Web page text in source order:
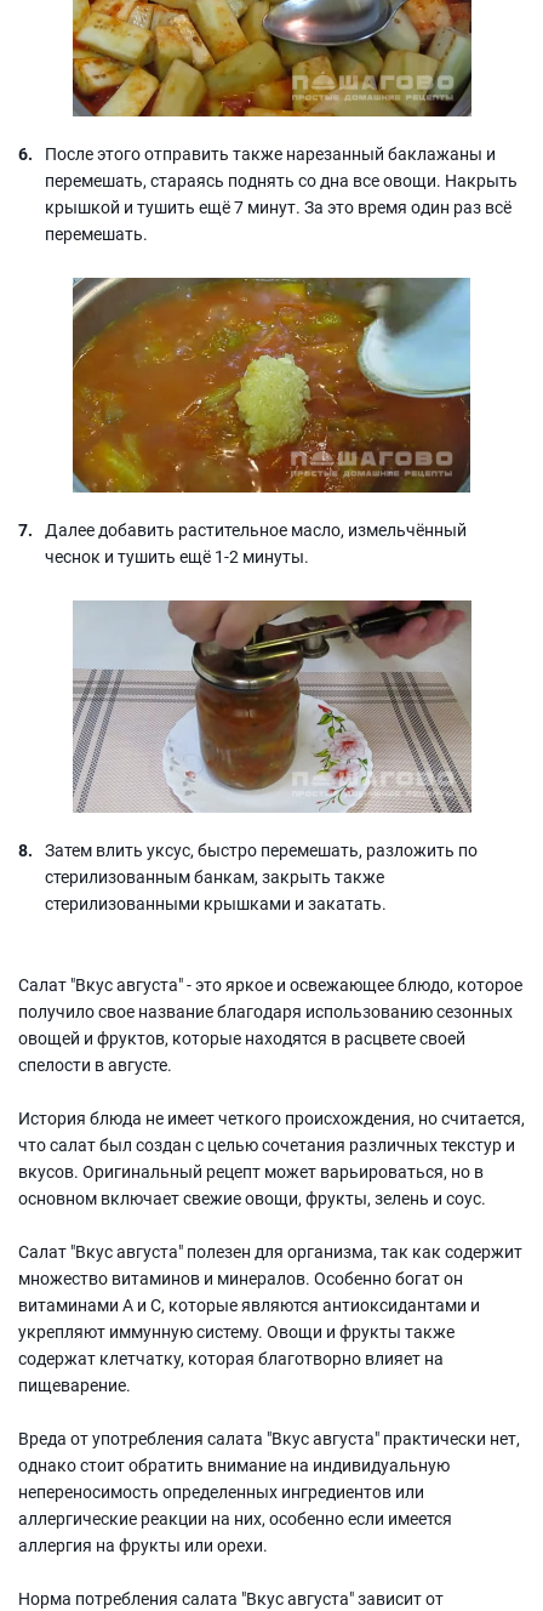
После этого отправить также нарезанный баклажаны и
перемешать, стараясь поднять со дна все овощи. Накрыть
крышкой и тушить ещё 7 минут. За это время один раз всё
перемешать.
Далее добавить растительное масло, измельчённый
чеснок и тушить ещё 1-2 минуты.
Затем влить уксус, быстро перемешать, разложить по
стерилизованным банкам, закрыть также
стерилизованными крышками и закатать.
Салат "Вкус августа" - это яркое и освежающее блюдо, которое
получило свое название благодаря использованию сезонных
овощей и фруктов, которые находятся в расцвете своей
спелости в августе.
История блюда не имеет четкого происхождения, но считается,
что салат был создан с целью сочетания различных текстур и
вкусов. Оригинальный рецепт может варьироваться, но в
основном включает свежие овощи, фрукты, зелень и соус.
Салат "Вкус августа" полезен для организма, так как содержит
множество витаминов и минералов. Особенно богат он
витаминами А и C, которые являются антиоксидантами и
укрепляют иммунную систему. Овощи и фрукты также
содержат клетчатку, которая благотворно влияет на
пищеварение.
Вреда от употребления салата "Вкус августа" практически нет,
однако стоит обратить внимание на индивидуальную
непереносимость определенных ингредиентов или
аллергические реакции на них, особенно если имеется
аллергия на фрукты или орехи.
Норма потребления салата "Вкус августа" зависит от